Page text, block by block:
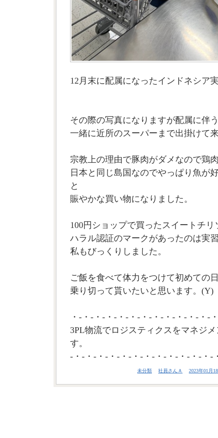
12月末に配属になったインドネシア
その際の写真になりますが配属に伴
一緒に近所のスーパーまで出掛けて
宗教上の理由で豚肉がダメなので鶏
日本と同じ島国なのでやっぱり魚が
と
賑やかな買い物になりました。
100円ショップで買ったスイートチリ
ハラル認証のマークがあったのは実
私もびっくりしました。
ご飯を食べて体力をつけて初めての
乗り切って貰いたいと思います。(Y)
・-・-・-・-・-・-・-・-・-・-・-・-
3PL物流でロジスティクスをマネジ
す。
-・-・-・-・-・-・-・-・-・-・-・-・-
未分類 社員さんＡ 2023年01月